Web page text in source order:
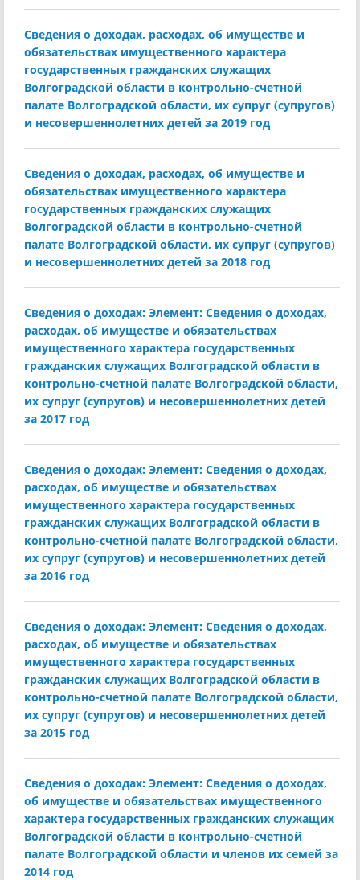
Сведения о доходах, расходах, об имуществе и
обязательствах имущественного характера
государственных гражданских служащих
Волгоградской области в контрольно-счетной
палате Волгоградской области, их супруг (супругов)
и несовершеннолетних детей за 2019 год
Сведения о доходах, расходах, об имуществе и
обязательствах имущественного характера
государственных гражданских служащих
Волгоградской области в контрольно-счетной
палате Волгоградской области, их супруг (супругов)
и несовершеннолетних детей за 2018 год
Сведения о доходах: Элемент: Сведения о доходах,
расходах, об имуществе и обязательствах
имущественного характера государственных
гражданских служащих Волгоградской области в
контрольно-счетной палате Волгоградской области,
их супруг (супругов) и несовершеннолетних детей
за 2017 год
Сведения о доходах: Элемент: Сведения о доходах,
расходах, об имуществе и обязательствах
имущественного характера государственных
гражданских служащих Волгоградской области в
контрольно-счетной палате Волгоградской области,
их супруг (супругов) и несовершеннолетних детей
за 2016 год
Сведения о доходах: Элемент: Сведения о доходах,
расходах, об имуществе и обязательствах
имущественного характера государственных
гражданских служащих Волгоградской области в
контрольно-счетной палате Волгоградской области,
их супруг (супругов) и несовершеннолетних детей
за 2015 год
Сведения о доходах: Элемент: Сведения о доходах,
об имуществе и обязательствах имущественного
характера государственных гражданских служащих
Волгоградской области в контрольно-счетной
палате Волгоградской области и членов их семей за
2014 год